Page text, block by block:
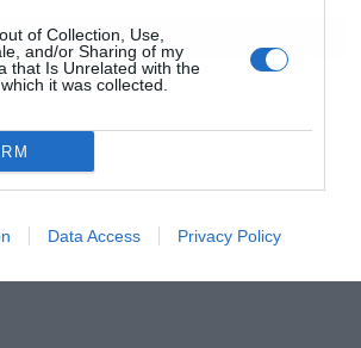
of Collection, Use,
and/or Sharing of my
that Is Unrelated with the
it was collected.
Data Access Privacy Policy
ΟΛΕΣ ΟΙ ΕΙΔΗΣΕΙΣ